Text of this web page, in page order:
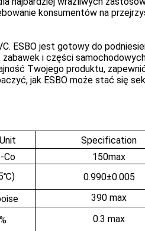
konsumentów na
ESBO jest gotowy do
i części
Twojego produktu,
jak ESBO może stać się
Unit Specification
-Co 150max
℃)
0.990±0.005
390 max
% 0.3max